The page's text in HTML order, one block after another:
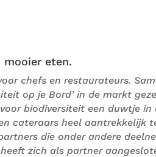
mooier eten.
chefs en restaurateurs.
op je Bord’ in de markt
biodiversiteit een duwtje in
cateraars heel aantrekkelijk
die onder andere
zich als partner